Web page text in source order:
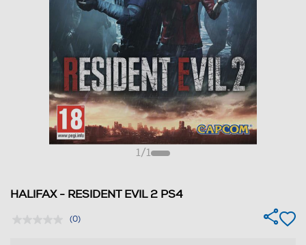
1/1
HALIFAX - RESIDENT EVIL 2 PS4
(0)